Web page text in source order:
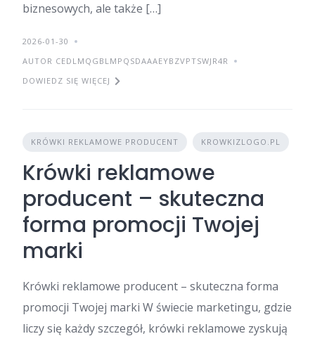
biznesowych, ale także […]
2026-01-30
AUTOR CEDLMQGBLMPQSDAAAEYBZVPTSWJR4R
DOWIEDZ SIĘ WIĘCEJ
KRÓWKI REKLAMOWE PRODUCENT KROWKIZLOGO.PL
Krówki reklamowe
producent – skuteczna
forma promocji Twojej
marki
Krówki reklamowe producent – skuteczna forma
promocji Twojej marki W świecie marketingu, gdzie
liczy się każdy szczegół, krówki reklamowe zyskują